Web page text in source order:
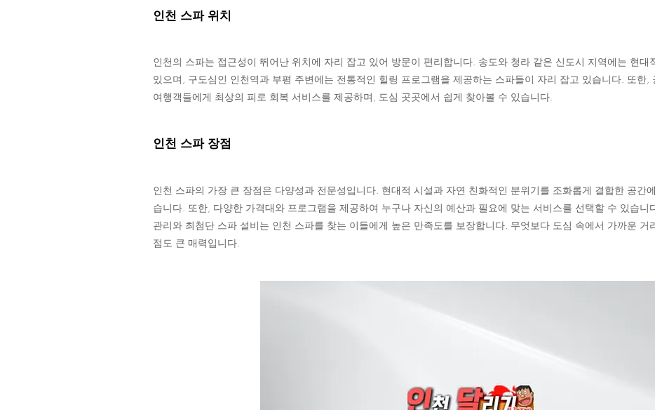
인천 스파 위치
인천의 스파는 접근성이 뛰어난 위치에 자리 잡고 있어 방문이 편리합니다. 송도와 청라 같은 신도시 지역에는 현대
있으며, 구도심인 인천역과 부평 주변에는 전통적인 힐링 프로그램을 제공하는 스파들이 자리 잡고 있습니다. 또한,
여행객들에게 최상의 피로 회복 서비스를 제공하며, 도심 곳곳에서 쉽게 찾아볼 수 있습니다.
인천 스파 장점
인천 스파의 가장 큰 장점은 다양성과 전문성입니다. 현대적 시설과 자연 친화적인 분위기를 조화롭게 결합한 공간
습니다. 또한, 다양한 가격대와 프로그램을 제공하여 누구나 자신의 예산과 필요에 맞는 서비스를 선택할 수 있습니
관리와 최첨단 스파 설비는 인천 스파를 찾는 이들에게 높은 만족도를 보장합니다. 무엇보다 도심 속에서 가까운 거
점도 큰 매력입니다.